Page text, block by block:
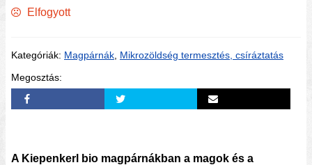
Elfogyott
Kategóriák: Magpárnák Mikrozöldség termesztés, csíráztatás
Megosztás:
A Kiepenkerl bio magpárnákban a magok és a